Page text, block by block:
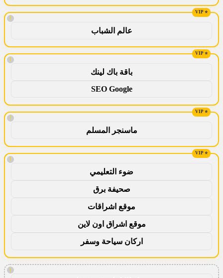
!
عالم الشباب
!
باقة باك لينك
SEO Google
!
ماسنجر المسلم
!
ضوء التعليمي
صحيفة برق
موقع اشراقات
موقع اشراق اون لاين
اركان سياحة وسفر
!